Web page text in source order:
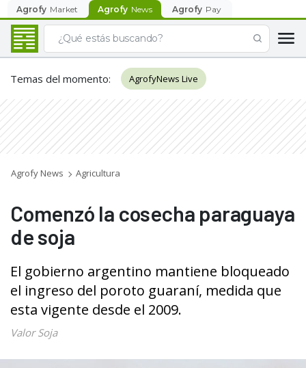
Agrofy Market Agrofy News Agrofy Pay
Temas del momento: AgrofyNews Live
Agrofy News Agricultura
Comenzó la cosecha paraguaya
de soja
El gobierno argentino mantiene bloqueado
el ingreso del poroto guaraní, medida que
esta vigente desde el 2009.
Valor Soja